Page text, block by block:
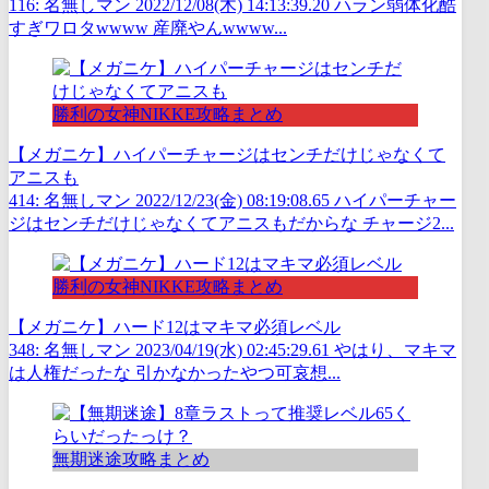
116: 名無しマン 2022/12/08(木) 14:13:39.20 ハラン弱体化酷
すぎワロタwwww 産廃やんwwww...
勝利の女神NIKKE攻略まとめ
【メガニケ】ハイパーチャージはセンチだけじゃなくて
アニスも
414: 名無しマン 2022/12/23(金) 08:19:08.65 ハイパーチャー
ジはセンチだけじゃなくてアニスもだからな チャージ2...
勝利の女神NIKKE攻略まとめ
【メガニケ】ハード12はマキマ必須レベル
348: 名無しマン 2023/04/19(水) 02:45:29.61 やはり、マキマ
は人権だったな 引かなかったやつ可哀想...
無期迷途攻略まとめ